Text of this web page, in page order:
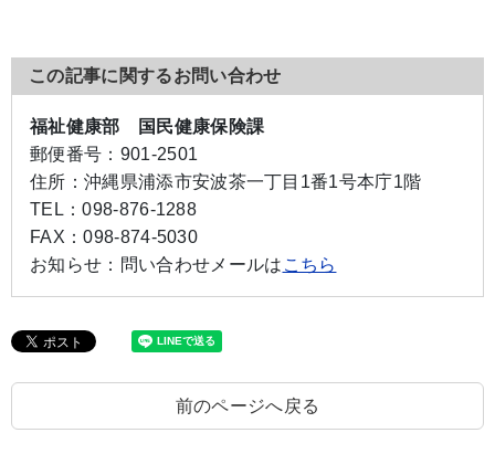
この記事に関するお問い合わせ
福祉健康部 国民健康保険課
郵便番号： 901-2501
住所： 沖縄県浦添市安波茶一丁目1番1号本庁1階
TEL：098-876-1288
FAX：098-874-5030
お知らせ： 問い合わせメールは こちら
前のページへ戻る